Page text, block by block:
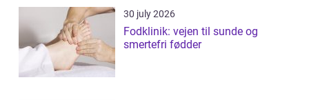
30 july 2026
Fodklinik: vejen til sunde og
smertefri fødder